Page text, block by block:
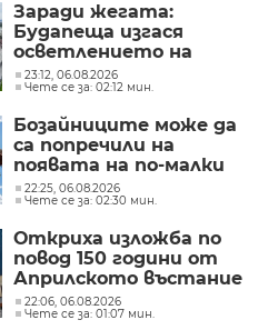
Заради жегата:
Будапеща изгася
осветлението на
историческите си
забележителности, за
да пести енергия
23:12, 06.08.2026
Чете се за: 02:12 мин.
Бозайниците може да
са попречили на
появата на по-малки
като размер динозаври
22:25, 06.08.2026
Чете се за: 02:30 мин.
Откриха изложба по
повод 150 години от
Априлското въстание
в Обсерваторията в
Рожен
22:06, 06.08.2026
Чете се за: 01:07 мин.